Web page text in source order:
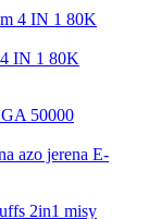
IN 1 80K
azo jerena E-